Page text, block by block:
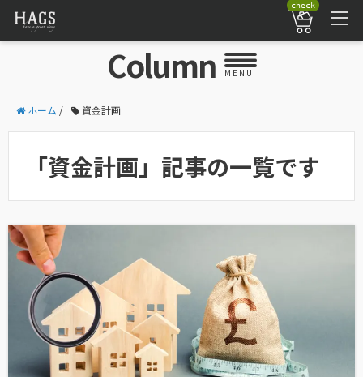
check
Column MENU
ホーム / 資金計画
「資金計画」記事の一覧です